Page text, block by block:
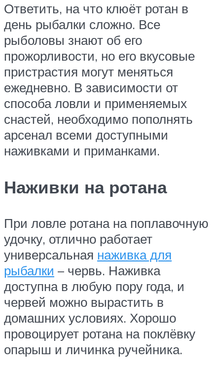
Ответить, на что клюёт ротан в
день рыбалки сложно. Все
рыболовы знают об его
прожорливости, но его вкусовые
пристрастия могут меняться
ежедневно. В зависимости от
способа ловли и применяемых
снастей, необходимо пополнять
арсенал всеми доступными
наживками и приманками.
Наживки на ротана
При ловле ротана на поплавочную
удочку, отлично работает
универсальная наживка для
рыбалки – червь. Наживка
доступна в любую пору года, и
червей можно вырастить в
домашних условиях. Хорошо
провоцирует ротана на поклёвку
опарыш и личинка ручейника.